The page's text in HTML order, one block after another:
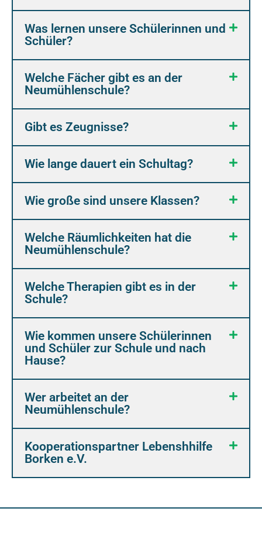
Was lernen unsere Schülerinnen und
Schüler?
Welche Fächer gibt es an der
Neumühlenschule?
Gibt es Zeugnisse?
Wie lange dauert ein Schultag?
Wie große sind unsere Klassen?
Welche Räumlichkeiten hat die
Neumühlenschule?
Welche Therapien gibt es in der
Schule?
Wie kommen unsere Schülerinnen
und Schüler zur Schule und nach
Hause?
Wer arbeitet an der
Neumühlenschule?
Kooperationspartner Lebenshhilfe
Borken e.V.